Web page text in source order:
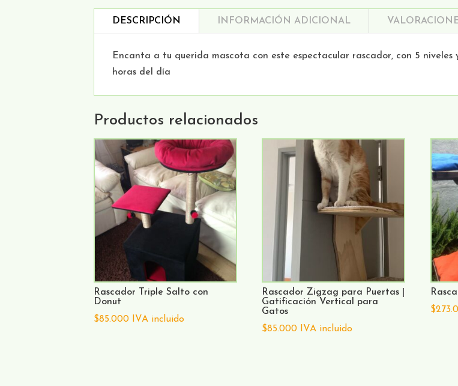
DESCRIPCIÓN INFORMACIÓN ADICIONAL
Encanta a tu querida mascota con este espectacular rascador, con 5
horas del día
Productos relacionados
Rascador Triple Salto con
Donut
$85.000 IVA incluido
Rascador Zigzag para Puertas |
Gatificación Vertical para
Gatos
$85.000 IVA incluido
$